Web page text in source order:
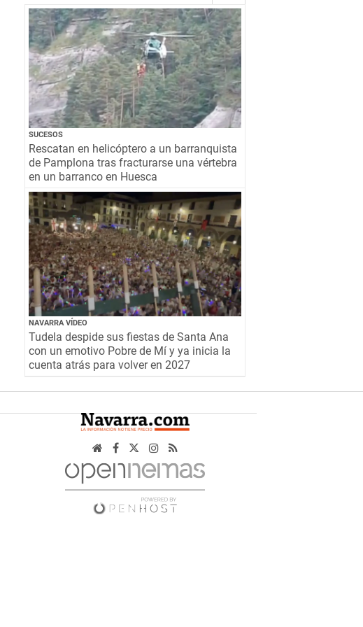
SUCESOS
Rescatan en helicóptero a un barranquista
de Pamplona tras fracturarse una vértebra
en un barranco en Huesca
NAVARRA VÍDEO
Tudela despide sus fiestas de Santa Ana
con un emotivo Pobre de Mí y ya inicia la
cuenta atrás para volver en 2027